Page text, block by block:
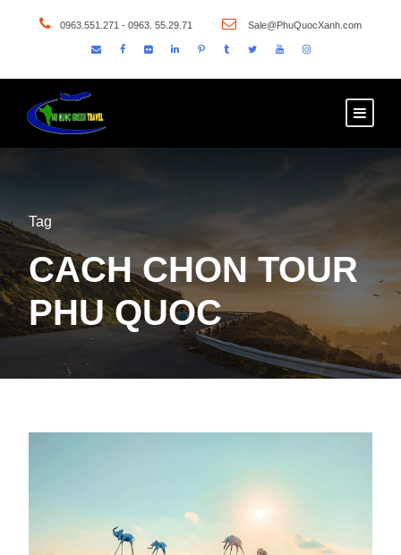
0963.551.271 - 0963. 55.29.71 Sale@PhuQuocXanh.com
Tag
CACH CHON TOUR
PHU QUOC